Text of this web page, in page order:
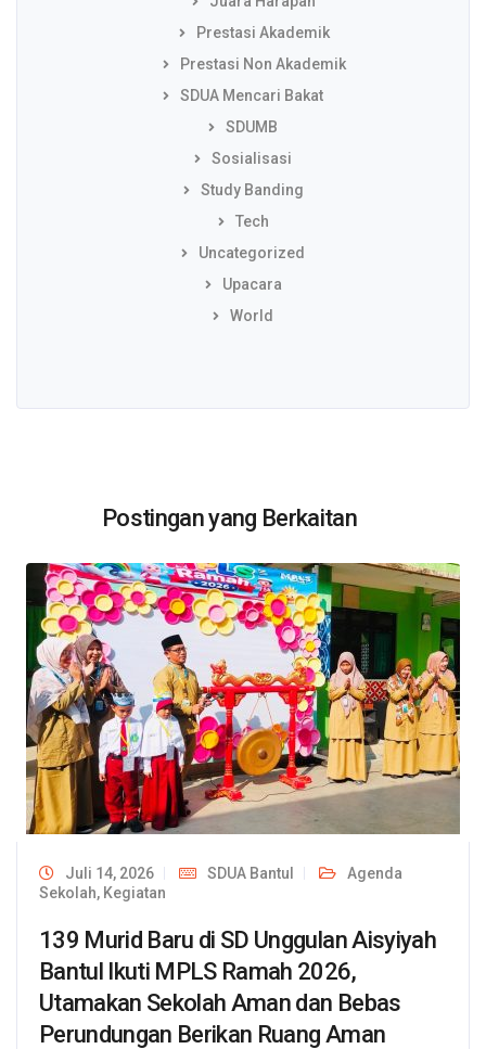
Prestasi Akademik
Prestasi Non Akademik
SDUA Mencari Bakat
SDUMB
Sosialisasi
Study Banding
Tech
Uncategorized
Upacara
World
Postingan yang Berkaitan
Juli 14, 2026 SDUA Bantul
Agenda
Sekolah, Kegiatan
139 Murid Baru di SD Unggulan Aisyiyah
Bantul Ikuti MPLS Ramah 2026,
Utamakan Sekolah Aman dan Bebas
Perundungan Berikan Ruang Aman